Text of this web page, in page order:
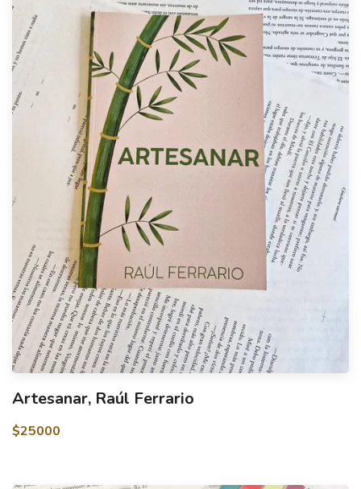
Artesanar, Raúl Ferrario
$25000